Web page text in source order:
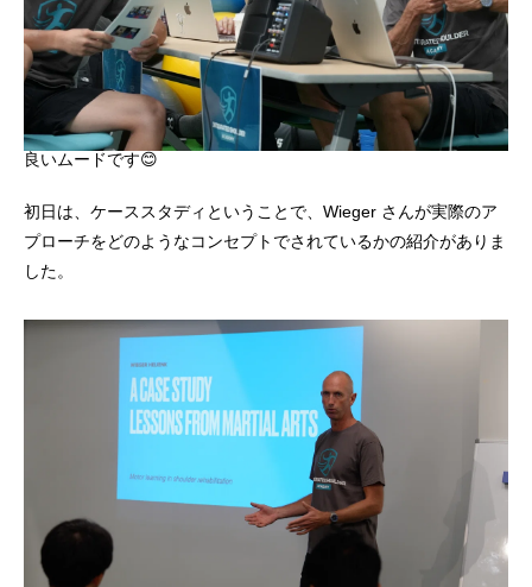
良いムードです😊
初日は、ケーススタディということで、Wieger さんが実際のア
プローチをどのようなコンセプトでされているかの紹介がありま
した。